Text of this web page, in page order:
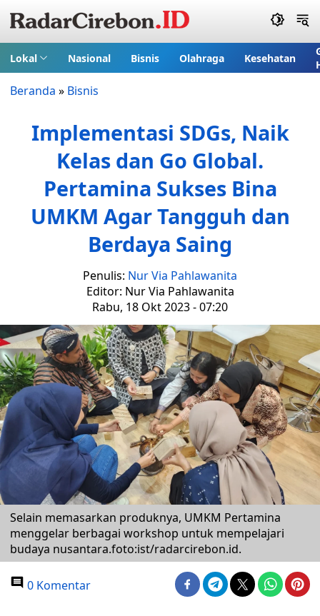
Lokal Nasional Bisnis Olahraga Kesehatan
Beranda » Bisnis
Implementasi SDGs, Naik
Kelas dan Go Global.
Pertamina Sukses Bina
UMKM Agar Tangguh dan
Berdaya Saing
Penulis: Nur Via Pahlawanita
Editor: Nur Via Pahlawanita
Rabu, 18 Okt 2023 - 07:20
Selain memasarkan produknya, UMKM Pertamina
menggelar berbagai workshop untuk mempelajari
budaya nusantara.foto:ist/radarcirebon.id.
0 Komentar